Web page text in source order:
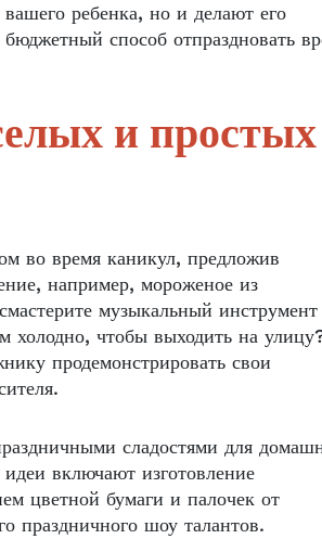
ребенка, но и делают его
способ отпраздновать
и простых
во время каникул, предложив
например, мороженое из
музыкальный
холодно, чтобы выходить на
продемонстрировать свои
сладостями для
включают изготовление
цветной бумаги и палочек от
праздничного шоу талантов.